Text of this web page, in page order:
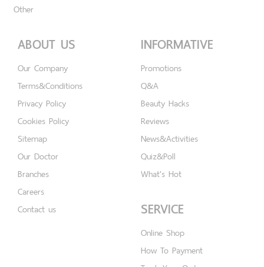
Other
ABOUT US
Our Company
Terms&Conditions
Privacy Policy
Cookies Policy
Sitemap
Our Doctor
Branches
Careers
Contact us
INFORMATIVE
Promotions
Q&A
Beauty Hacks
Reviews
News&Activities
Quiz&Poll
What's Hot
SERVICE
Online Shop
How To Payment